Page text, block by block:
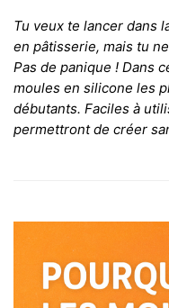
Tu veux te lancer dans
en pâtisserie, mais tu
Pas de panique ! Dans
moules en silicone les
débutants. Faciles à
permettront de créer